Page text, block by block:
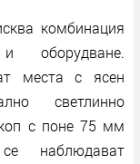
комбинация
оборудване.
места с ясен
светлинно
с поне 75 мм
наблюдават